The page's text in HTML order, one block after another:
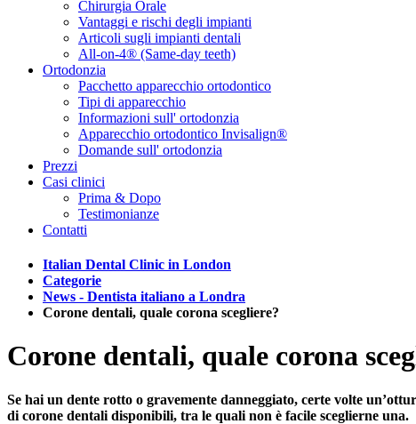
Chirurgia Orale
Vantaggi e rischi degli impianti
Articoli sugli impianti dentali
All-on-4® (Same-day teeth)
Ortodonzia
Pacchetto apparecchio ortodontico
Tipi di apparecchio
Informazioni sull' ortodonzia
Apparecchio ortodontico Invisalign®
Domande sull' ortodonzia
Prezzi
Casi clinici
Prima & Dopo
Testimonianze
Contatti
Italian Dental Clinic in London
Categorie
News - Dentista italiano a Londra
Corone dentali, quale corona scegliere?
Corone dentali, quale corona
Se hai un dente rotto o gravemente danneggiato, certe volte
di corone dentali disponibili, tra le quali non è facile sceglierne una.